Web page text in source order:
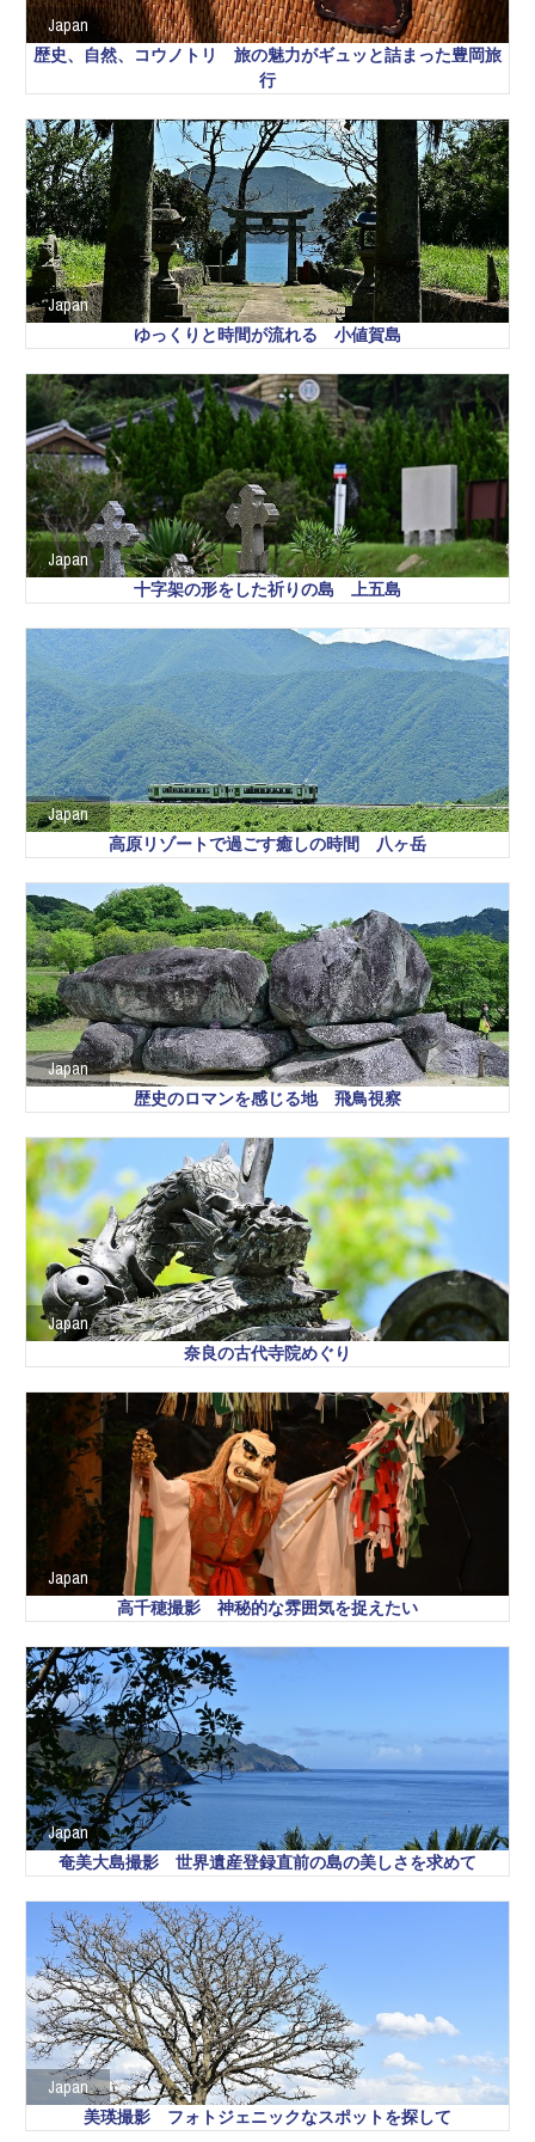
Japan
歴史、自然、コウノトリ 旅の魅力がギュッと詰まった豊岡旅
行
Japan
ゆっくりと時間が流れる 小値賀島
Japan
十字架の形をした祈りの島 上五島
Japan
高原リゾートで過ごす癒しの時間 八ヶ岳
Japan
歴史のロマンを感じる地 飛鳥視察
Japan
奈良の古代寺院めぐり
Japan
高千穂撮影 神秘的な雰囲気を捉えたい
Japan
奄美大島撮影 世界遺産登録直前の島の美しさを求めて
Japan
美瑛撮影 フォトジェニックなスポットを探して